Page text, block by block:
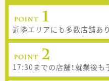
近隣エリアにも多数店舗あ
17:30までの店舗！就業後